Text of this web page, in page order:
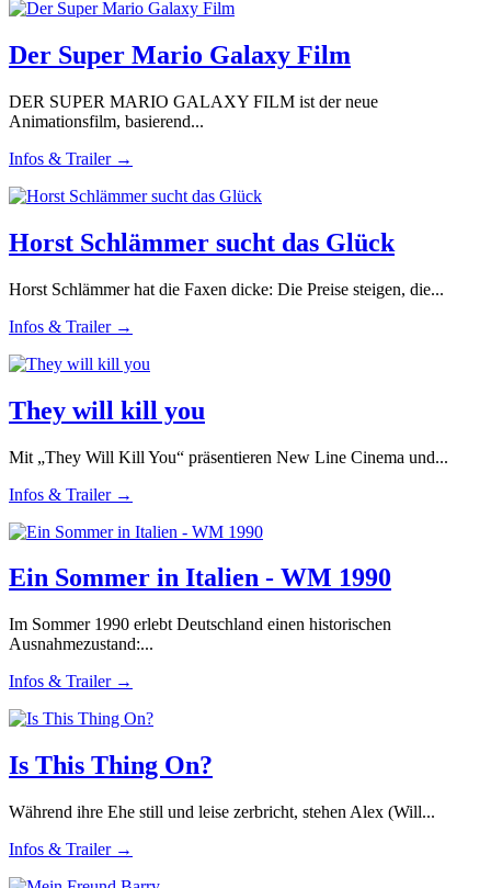
Der Super Mario Galaxy Film
DER SUPER MARIO GALAXY FILM ist der neue
Animationsfilm, basierend...
Infos & Trailer →
Horst Schlämmer sucht das Glück
Horst Schlämmer hat die Faxen dicke: Die Preise steigen, die...
Infos & Trailer →
They will kill you
Mit „They Will Kill You“ präsentieren New Line Cinema und...
Infos & Trailer →
Ein Sommer in Italien - WM 1990
Im Sommer 1990 erlebt Deutschland einen historischen
Ausnahmezustand:...
Infos & Trailer →
Is This Thing On?
Während ihre Ehe still und leise zerbricht, stehen Alex (Will...
Infos & Trailer →